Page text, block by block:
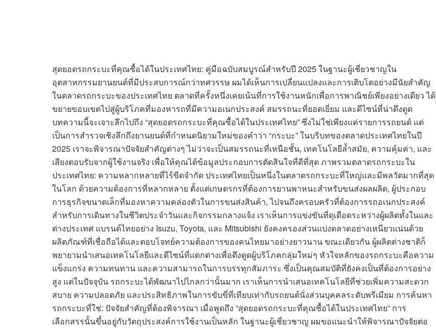
สุดยอดรถกระบะที่คุณซื้อได้ในประเทศไทย: คู่มือฉบับสมบูรณ์สำหรับปี 2025 ในฐานะผู้เชี่ยวชาญใน
อุตสาหกรรมยานยนต์ที่มีประสบการณ์กว่าทศวรรษ ผมได้เห็นการเปลี่ยนแปลงและการเติบโตอย่างมีนัยสำคัญ
ในตลาดรถกระบะของประเทศไทย ตลาดที่ครั้งหนึ่งเคยเน้นที่การใช้งานหนักเพื่อการพาณิชย์เพียงอย่างเดียว ได้
ขยายขอบเขตไปสู่ผู้บริโภคที่มองหารถที่มีความอเนกประสงค์ สมรรถนะที่ยอดเยี่ยม และดีไซน์ที่น่าดึงดูด
บทความนี้จะเจาะลึกไปถึง “สุดยอดรถกระบะที่คุณซื้อได้ในประเทศไทย” ซึ่งไม่ใช่เพียงแค่รายการรถยนต์ แต่
เป็นการสำรวจเชิงลึกถึงยานยนต์ที่กำหนดนิยามใหม่ของคำว่า “กระบะ” ในบริบทของตลาดประเทศไทยในปี
2025 เราจะพิจารณาปัจจัยสำคัญต่างๆ ไม่ว่าจะเป็นสมรรถนะที่เหนือชั้น, เทคโนโลยีล้ำสมัย, ความคุ้มค่า, และ
เสียงตอบรับจากผู้ใช้งานจริง เพื่อให้คุณได้ข้อมูลประกอบการตัดสินใจที่ดีที่สุด ภาพรวมตลาดรถกระบะใน
ประเทศไทย: ความหลากหลายที่ไร้ขีดจำกัด ประเทศไทยเป็นหนึ่งในตลาดรถกระบะที่ใหญ่และมีพลวัตมากที่สุด
ในโลก ด้วยความต้องการที่หลากหลาย ตั้งแต่เกษตรกรที่ต้องการยานพาหนะสำหรับขนส่งผลผลิต, ผู้ประกอบ
การธุรกิจขนาดเล็กที่มองหาความคล่องตัวในการขนส่งสินค้า, ไปจนถึงครอบครัวที่ต้องการรถอเนกประสงค์
สำหรับการเดินทางในชีวิตประจำวันและกิจกรรมกลางแจ้ง เราเห็นการแข่งขันที่ดุเดือดระหว่างผู้ผลิตทั้งในและ
ต่างประเทศ แบรนด์ไทยอย่าง Isuzu, Toyota, และ Mitsubishi ยังคงครองส่วนแบ่งตลาดอย่างเหนียวแน่นด้วย
ผลิตภัณฑ์ที่เชื่อถือได้และตอบโจทย์ความต้องการของคนไทยมาอย่างยาวนาน ขณะเดียวกัน ผู้ผลิตต่างชาติก็
พยายามนำเสนอเทคโนโลยีและดีไซน์ที่แตกต่างเพื่อดึงดูดผู้บริโภคกลุ่มใหม่ๆ หัวใจหลักของรถกระบะคือความ
แข็งแกร่ง ความทนทาน และความสามารถในการบรรทุกสัมภาระ ซึ่งเป็นคุณสมบัติที่ยังคงเป็นที่ต้องการอย่าง
สูง แต่ในปัจจุบัน รถกระบะได้พัฒนาไปไกลกว่านั้นมาก เราเห็นการนำเสนอเทคโนโลยีที่ช่วยเพิ่มความสะดวก
สบาย ความปลอดภัย และประสิทธิภาพในการขับขี่ที่เทียบเท่ากับรถยนต์นั่งส่วนบุคคลระดับพรีเมียม การค้นหา
รถกระบะที่ใช่: ปัจจัยสำคัญที่ต้องพิจารณา เมื่อพูดถึง “สุดยอดรถกระบะที่คุณซื้อได้ในประเทศไทย” การ
เลือกสรรนั้นขึ้นอยู่กับวัตถุประสงค์การใช้งานเป็นหลัก ในฐานะผู้เชี่ยวชาญ ผมขอแนะนำให้พิจารณาปัจจัยต่อ